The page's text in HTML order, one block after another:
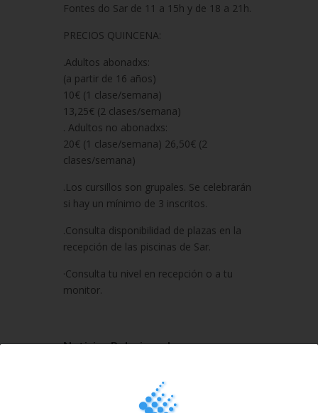
Fontes do Sar de 11 a 15h y de 18 a 21h.
PRECIOS QUINCENA:
.Adultos abonadxs:
(a partir de 16 años)
10€ (1 clase/semana)
13,25€ (2 clases/semana)
. Adultos no abonadxs:
20€ (1 clase/semana) 26,50€ (2
clases/semana)
.Los cursillos son grupales. Se celebrarán
si hay un mínimo de 3 inscritos.
.Consulta disponibilidad de plazas en la
recepción de las piscinas de Sar.
·Consulta tu nivel en recepción o a tu
monitor.
Noticias Relacionadas
formato verano...
19/06/2026